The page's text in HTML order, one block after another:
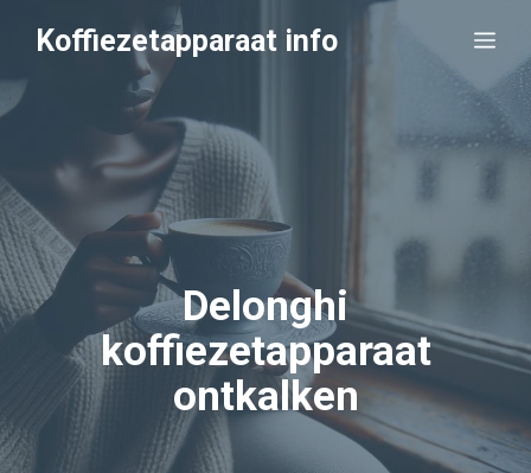
naar
de
inhoud
Koffiezetapparaat info
Delonghi
koffiezetapparaat
ontkalken